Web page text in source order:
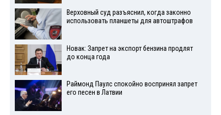
Верховный суд разъяснил, когда законно
использовать планшеты для автоштрафов
Новак: Запрет на экспорт бензина продлят
до конца года
Раймонд Паулс спокойно воспринял запрет
его песен в Латвии